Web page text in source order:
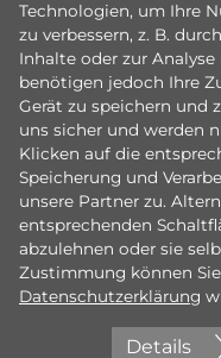
Technologien, um Ihre
zu verbessern, z. B.
Inhalte oder zur
benötigen jedoch Ihre
Gerät zu speichern und
uns sicher und werden
Klicken auf die
Speicherung und
unsere Partner zu.
entsprechenden
abzulehnen oder sie
Zustimmung können
Datenschutzerklärung
Details